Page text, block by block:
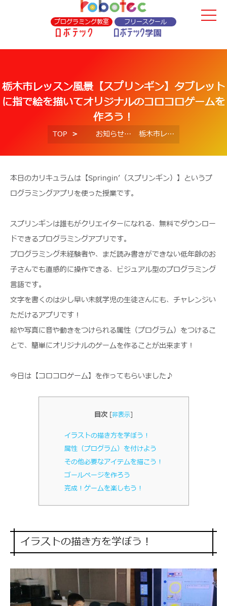
プログラミング教室 フリースクール
栃木市レッスン風景【スプリンギン】タブレット
に指で絵を描いてオリジナルのコロコロゲームを
作ろう！
TOP お知らせ 栃木市レッスン風景【スプリンギン】タブレットに指で絵を描いてオリジナルのコロコロゲームを作ろう！
本日のカリキュラムは【Springin’（スプリンギン）】というプ
ログラミングアプリを使った授業です。
スプリンギンは誰もがクリエイターになれる、無料でダウンロー
ドできるプログラミングアプリです。
プログラミング未経験者や、まだ読み書きができない低年齢のお
子さんでも直感的に操作できる、ビジュアル型のプログラミング
言語です。
文字を書くのは少し早い未就学児の生徒さんにも、チャレンジい
ただけるアプリです！
絵や写真に音や動きをつけられる属性（プログラム）をつけるこ
とで、簡単にオリジナルのゲームを作ることが出来ます！
今日は【コロコロゲーム】を作ってもらいました♪
目次 [非表示]
イラストの描き方を学ぼう！
属性（プログラム）を付けよう
その他必要なアイテムを描こう！
ゴールページを作ろう
完成！ゲームを楽しもう！
イラストの描き方を学ぼう！